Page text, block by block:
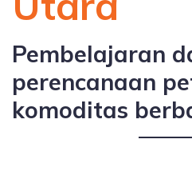
Pembelajaran
perencanaan
komoditas